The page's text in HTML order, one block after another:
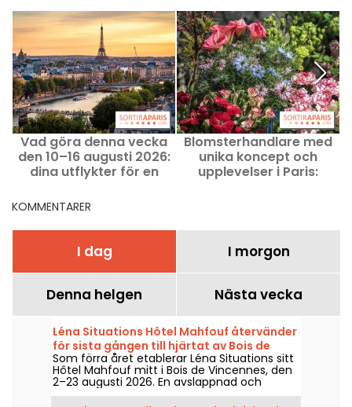
Vad göra denna vecka
den 10–16 augusti 2026:
dina utflykter för en
Blomsterhandlare med
unika koncept och
upplevelser i Paris:
KOMMENTARER
I dag I morgon
Denna helgen Nästa vecka
Léna Situations Hôtel Mahfouf återvänder
för sista gången till hjärtat av Bois de
Vincennes
Som förra året etablerar Léna Situations sitt
Hôtel Mahfouf mitt i Bois de Vincennes, den
2–23 augusti 2026. En avslappnad och
somrig plats, mellan augustivloggar,